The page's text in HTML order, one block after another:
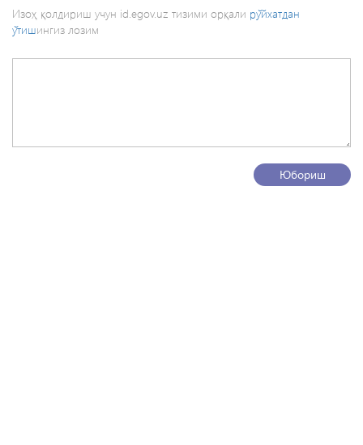
Изоҳ қолдириш учун id.egov.uz тизими орқали рўйхатдан
ўтишингиз лозим
Юбориш